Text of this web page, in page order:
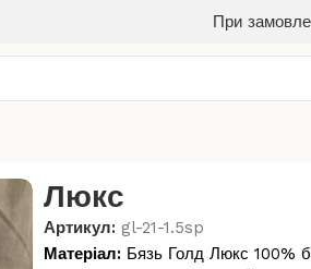
При
Люкс
Артикул: gl-21-1.5sp
Матеріал: Бязь Голд Люкс 100%